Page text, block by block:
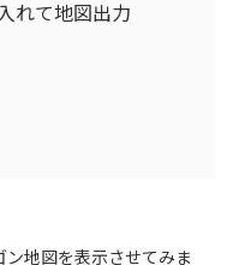
れて地図出力
ン地図を表示させてみま